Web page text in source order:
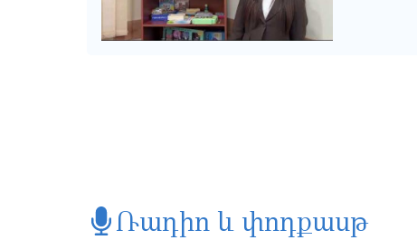
Ռադիո և փոդքասթ